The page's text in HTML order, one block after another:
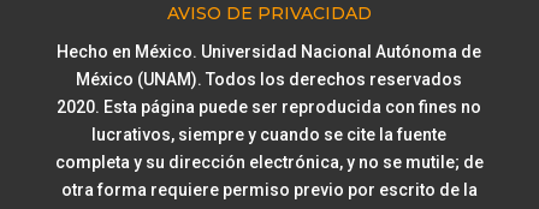
AVISO DE PRIVACIDAD
Hecho en México. Universidad Nacional Autónoma de
México (UNAM). Todos los derechos reservados
2020. Esta página puede ser reproducida con fines no
lucrativos, siempre y cuando se cite la fuente
completa y su dirección electrónica, y no se mutile; de
otra forma requiere permiso previo por escrito de la